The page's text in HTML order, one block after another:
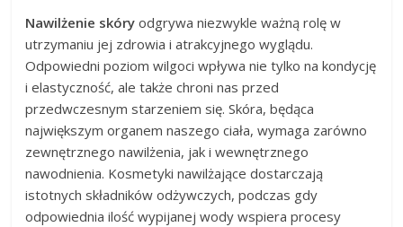
Nawilżenie skóry odgrywa niezwykle ważną rolę w
utrzymaniu jej zdrowia i atrakcyjnego wyglądu.
Odpowiedni poziom wilgoci wpływa nie tylko na kondycję
i elastyczność, ale także chroni nas przed
przedwczesnym starzeniem się. Skóra, będąca
największym organem naszego ciała, wymaga zarówno
zewnętrznego nawilżenia, jak i wewnętrznego
nawodnienia. Kosmetyki nawilżające dostarczają
istotnych składników odżywczych, podczas gdy
odpowiednia ilość wypijanej wody wspiera procesy